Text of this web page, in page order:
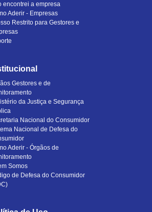
encontrei a empresa
Aderir - Empresas
Restrito para Gestores e
Gestores e de
da Justiça e Segurança
Nacional do Consumidor
Nacional de Defesa do
Aderir - Órgãos de
Somos
de Defesa do Consumidor